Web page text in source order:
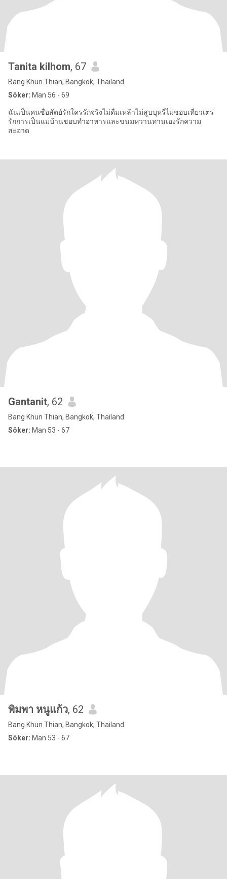
Tanita kilhom, 67
Bang Khun Thian, Bangkok, Thailand
Söker: Man 56 - 69
ฉันเป็นคนซื่อสัตย์รักใครรักจริงไม่ดื่มเหล้าไม่สูบบุหรี่ไม่ชอบเที่ยวเตร่
รักการเป็นแม่บ้านชอบทำอาหารและขนมหวานทานเองรักความ
สะอาด
Gantanit, 62
Bang Khun Thian, Bangkok, Thailand
Söker: Man 53 - 67
พิมพา หนูแก้ว, 62
Bang Khun Thian, Bangkok, Thailand
Söker: Man 53 - 67